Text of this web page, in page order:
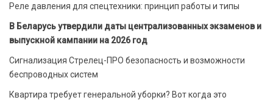
Реле давления для спецтехники: принцип работы и типы
В Беларусь утвердили даты централизованных экзаменов и
выпускной кампании на 2026 год
Сигнализация Стрелец-ПРО безопасность и возможности
беспроводных систем
Квартира требует генеральной уборки? Вот когда это